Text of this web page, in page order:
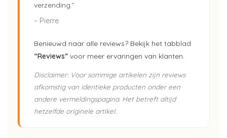
verzending.”
– Pierre
Benieuwd naar alle reviews? Bekijk het tabblad
“Reviews” voor meer ervaringen van klanten.
Disclaimer: Voor sommige artikelen zijn reviews
afkomstig van identieke producten onder een
andere vermeldingspagina. Het betreft altijd
hetzelfde originele artikel.